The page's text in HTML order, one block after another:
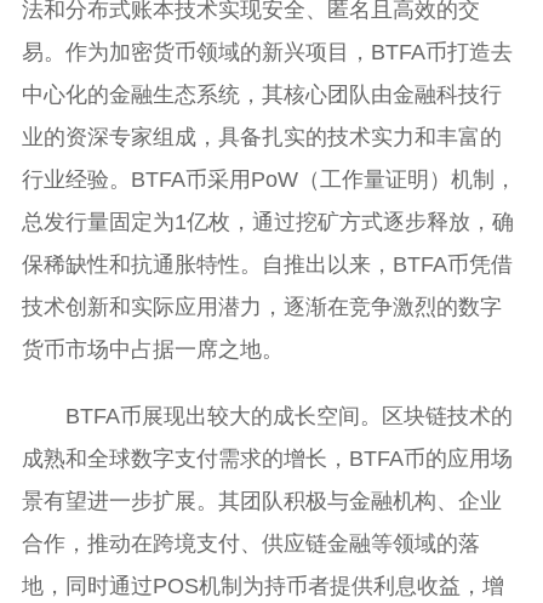
法和分布式账本技术实现安全、匿名且高效的交
易。作为加密货币领域的新兴项目，BTFA币打造去
中心化的金融生态系统，其核心团队由金融科技行
业的资深专家组成，具备扎实的技术实力和丰富的
行业经验。BTFA币采用PoW（工作量证明）机制，
总发行量固定为1亿枚，通过挖矿方式逐步释放，确
保稀缺性和抗通胀特性。自推出以来，BTFA币凭借
技术创新和实际应用潜力，逐渐在竞争激烈的数字
货币市场中占据一席之地。
BTFA币展现出较大的成长空间。区块链技术的
成熟和全球数字支付需求的增长，BTFA币的应用场
景有望进一步扩展。其团队积极与金融机构、企业
合作，推动在跨境支付、供应链金融等领域的落
地，同时通过POS机制为持币者提供利息收益，增